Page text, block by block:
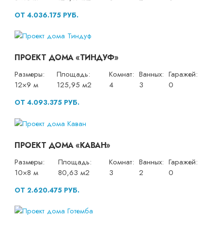
ОТ 4.036.175 РУБ.
ПРОЕКТ ДОМА «ТИНДУФ»
Размеры:
12×9 м
Площадь:
125,95 м2
Комнат:
4
Ванных:
3
Гаражей:
0
ОТ 4.093.375 РУБ.
ПРОЕКТ ДОМА «КАВАН»
Размеры:
10×8 м
Площадь:
80,63 м2
Комнат:
3
Ванных:
2
Гаражей:
0
ОТ 2.620.475 РУБ.